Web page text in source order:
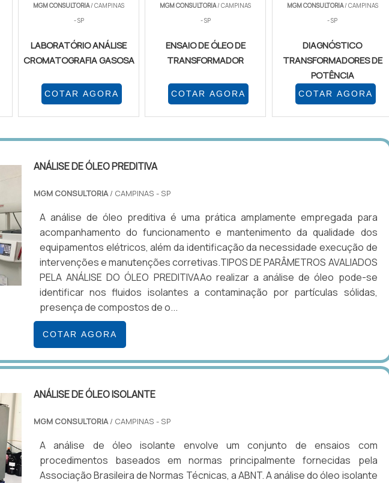
MGM CONSULTORIA/ CAMPINAS
- SP
LABORATÓRIO ANÁLISE
CROMATOGRAFIA GASOSA
COTAR AGORA
MGM CONSULTORIA/ CAMPINAS
- SP
ENSAIO DE ÓLEO DE
TRANSFORMADOR
COTAR AGORA
MGM CONSULTORIA/ CAMPINAS
- SP
DIAGNÓSTICO
TRANSFORMADORES DE
POTÊNCIA
COTAR AGORA
ANÁLISE DE ÓLEO PREDITIVA
MGM CONSULTORIA/ CAMPINAS - SP
A análise de óleo preditiva é uma prática amplamente empregada para
acompanhamento do funcionamento e mantenimento da qualidade dos
equipamentos elétricos, além da identificação da necessidade execução de
intervenções e manutenções corretivas.TIPOS DE PARÂMETROS AVALIADOS
PELA ANÁLISE DO ÓLEO PREDITIVAAo realizar a análise de óleo pode-se
identificar nos fluidos isolantes a contaminação por partículas sólidas,
presença de compostos de o...
COTAR AGORA
ANÁLISE DE ÓLEO ISOLANTE
MGM CONSULTORIA/ CAMPINAS - SP
A análise de óleo isolante envolve um conjunto de ensaios com
procedimentos baseados em normas principalmente fornecidas pela
Associação Brasileira de Normas Técnicas, a ABNT. A análise do óleo isolante